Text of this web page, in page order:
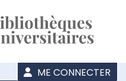
ME CONNECTER